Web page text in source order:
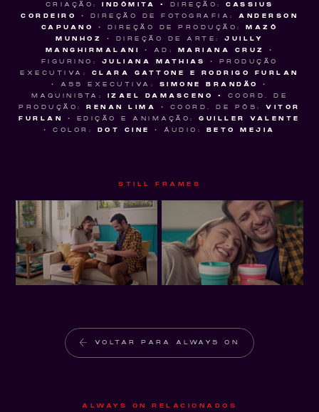
CRIAÇÃO: INDÔMITA • DIREÇÃO:
CASSIUS
CORDEIRO
• DIREÇÃO DE FOTOGRAFIA: ANDERSON
CAPUANO
• DIREÇÃO DE PRODUÇÃO:
MAZÔ
MUNHOZ
• DIREÇÃO DE ARTE: JUILLY
MANGHIRMALANI
• AD: MARIANA CRUZ
•
FIGURINO: JULIANA MATHIAS
• PRODUÇÃO
EXECUTIVA:
CLARA GATTONE E RODRIGO FURLAN
• ASS EXECUTIVA: SIMONE BRANDÃO
•
MAQUINISTA:
IZAEL DAMASCENO •
COORD. DE
PRODUÇÃO:
RENAN LIMA • COORD. DE PÓS:VITOR
FURLAN
• EDIÇÃO E ANIMAÇÃO:GUILLER VALENTE
• COLOR:
DOT CINE • ÁUDIO: BETO MEJIA
STILL FRAMES
VOLTAR PARA ALWAYS ON
ALWAYS ON RELACIONADOS